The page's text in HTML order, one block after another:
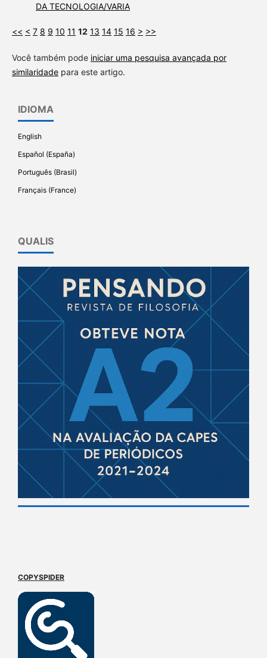
DA TECNOLOGIA/VARIA
<< < 7 8 9 10 11 12 13 14 15 16 > >>
Você também pode iniciar uma pesquisa avançada por
similaridadepara este artigo.
IDIOMA
English
Español (España)
Português (Brasil)
Français (France)
QUALIS
COPYSPIDER